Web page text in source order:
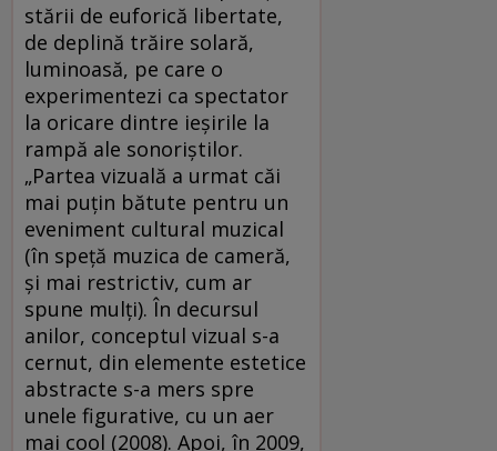
stării de euforică libertate,
de deplină trăire solară,
luminoasă, pe care o
experimentezi ca spectator
la oricare dintre ieşirile la
rampă ale sonoriştilor.
„Partea vizuală a urmat căi
mai puţin bătute pentru un
eveniment cultural muzical
(în speţă muzica de cameră,
şi mai restrictiv, cum ar
spune mulţi). În decursul
anilor, conceptul vizual s-a
cernut, din elemente estetice
abstracte s-a mers spre
unele figurative, cu un aer
mai cool (2008). Apoi, în 2009,